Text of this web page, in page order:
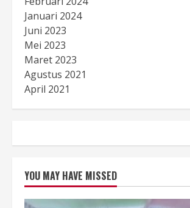
Januari 2024
Juni 2023
Mei 2023
Maret 2023
Agustus 2021
April 2021
YOU MAY HAVE MISSED